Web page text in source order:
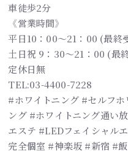
車徒歩2分
《営業時間》
平日10：00～21：00 (最終
土日祝 9：30～21：00 (最
定休日無
TEL:03-4400-7228
#ホワイトニング #セルフ
ング #ホワイトニング通い
エステ #LEDフェイシャル
完全個室 #神楽坂 #新宿 #